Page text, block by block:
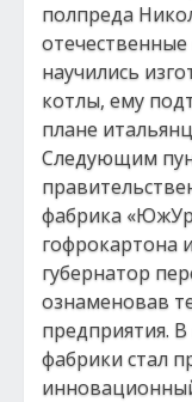
полпреда
научились
котлы, ему
плане
Следующим
фабрика
гофрокартона
губернатор
ознаменовав
предприятия.
фабрики стал